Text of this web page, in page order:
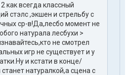
как всегда классный
стэлс ,экшен и стрельбу с
ср-в!Да,лесбо момент не
натурала лесбухи >
не смотрел
игр не существует и у
и кстати в конце/
натуралкой,а сцена с